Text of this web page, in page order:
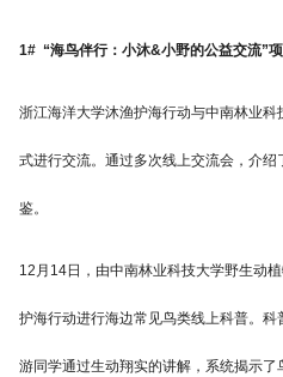
1# “海鸟伴行：小沐&小野的公益交流”
浙江海洋大学沐渔护海行动与中南林业
式进行交流。通过多次线上交流会，介
鉴。
12月14日，由中南林业科技大学野生动
护海行动进行海边常见鸟类线上科普。
游同学通过生动翔实的讲解，系统揭示